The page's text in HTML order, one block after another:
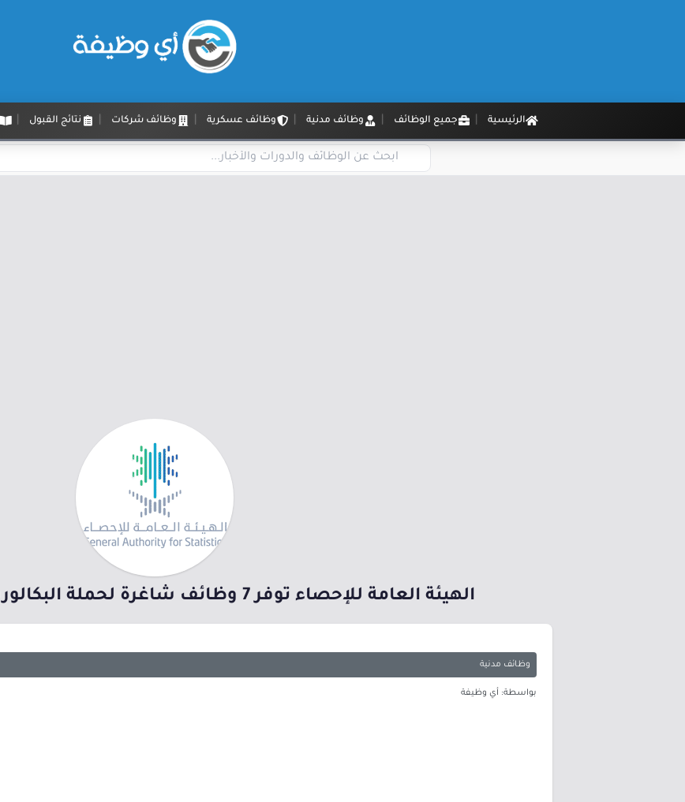
الرئيسية جميع الوظائف وظائف مدنية وظائف عسكرية وظائف شركات نتائج القبول
الهيئة العامة للإحصاء توفر 7 وظائف شاغرة لحملة البكالوريوس فأعلى بالرياض
وظائف مدنية
بواسطة: أي وظيفة